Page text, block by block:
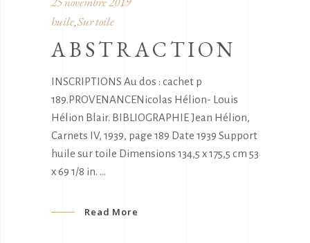
huile, Sur toile
ABSTRACTION
INSCRIPTIONS Au dos : cachet p
189.PROVENANCENicolas Hélion- Louis
Hélion Blair. BIBLIOGRAPHIE Jean Hélion,
Carnets IV, 1939, page 189 Date 1939 Support
huile sur toile Dimensions 134,5 x 175,5 cm 53
x 69 1/8 in.
Read More